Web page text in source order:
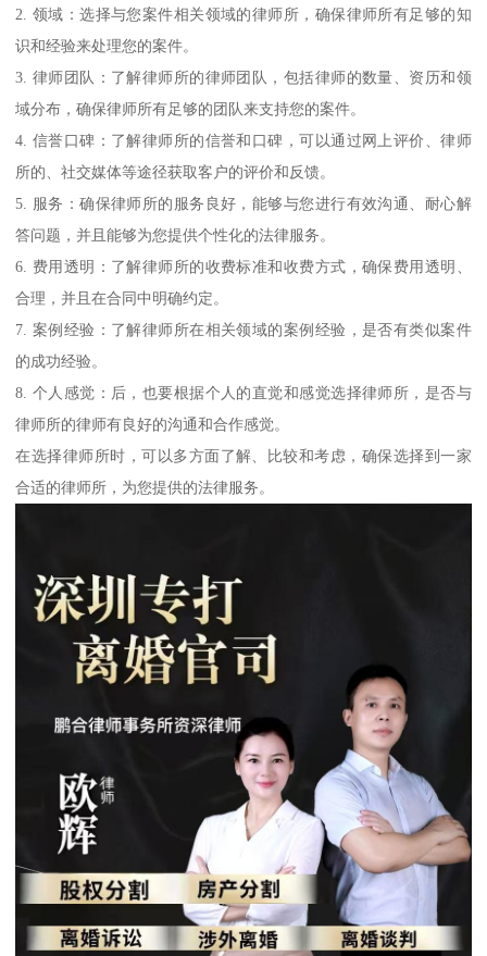
2. 领域：选择与您案件相关领域的律师所，确保律师所有足够的知
识和经验来处理您的案件。
3. 律师团队：了解律师所的律师团队，包括律师的数量、资历和领
域分布，确保律师所有足够的团队来支持您的案件。
4. 信誉口碑：了解律师所的信誉和口碑，可以通过网上评价、律师
所的、社交媒体等途径获取客户的评价和反馈。
5. 服务：确保律师所的服务良好，能够与您进行有效沟通、耐心解
答问题，并且能够为您提供个性化的法律服务。
6. 费用透明：了解律师所的收费标准和收费方式，确保费用透明、
合理，并且在合同中明确约定。
7. 案例经验：了解律师所在相关领域的案例经验，是否有类似案件
的成功经验。
8. 个人感觉：后，也要根据个人的直觉和感觉选择律师所，是否与
律师所的律师有良好的沟通和合作感觉。
在选择律师所时，可以多方面了解、比较和考虑，确保选择到一家
合适的律师所，为您提供的法律服务。